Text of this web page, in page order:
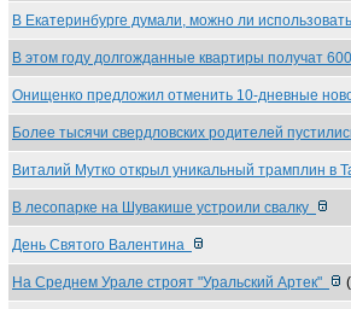
В Екатеринбурге думали, можно ли
В этом году долгожданные квартиры получат
Онищенко предложил отменить 10-дневные
Более тысячи свердловских родителей
Виталий Мутко открыл уникальный трамплин в
В лесопарке на Шувакише устроили свалку
День Святого Валентина
На Среднем Урале строят "Уральский Артек" (